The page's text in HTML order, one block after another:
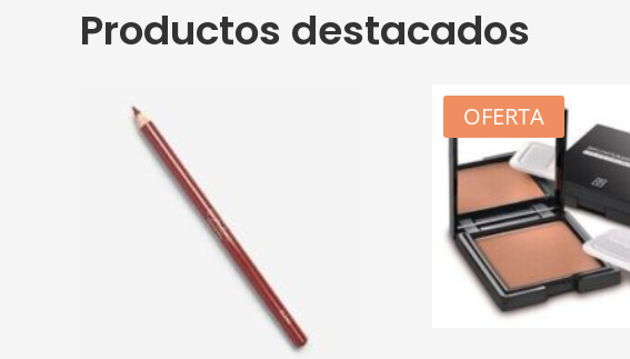
Productos destacados
OFERTA